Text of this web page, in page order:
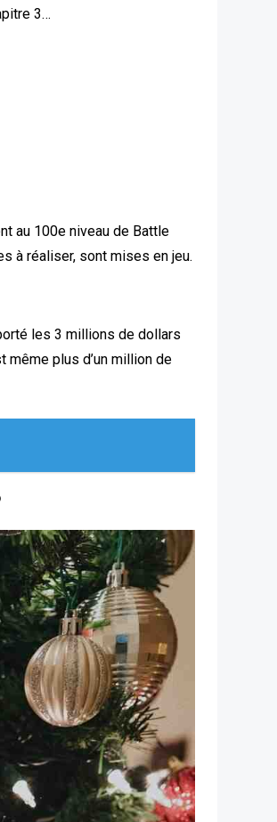
3…
au 100e niveau de Battle
à réaliser, sont mises en jeu.
les 3 millions de dollars
même plus d’un million de